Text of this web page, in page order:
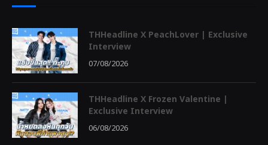
THHeadline X PeachLover | Exclusive
Interview
07/08/2026
THHeadline X Frozen Valentine |
Exclusive Interview
06/08/2026